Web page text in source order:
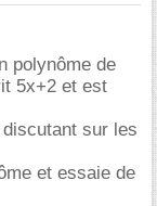
polynôme de
5x+2 et est
sur les
et essaie de